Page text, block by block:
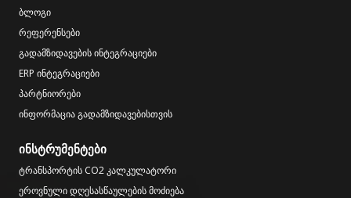
ბლოგი
რეფერენსები
გადამზიდავების ინტეგრაციები
ERP ინტეგრაციები
პარტნიორები
ინფორმაცია გადამზიდავებისთვის
ინსტრუმენტები
ტრანსპორტის CO2 კალკულატორი
ეროვნული დღესასწაულების მოძიება